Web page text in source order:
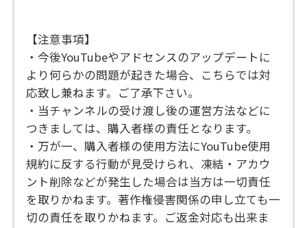
【注意事項】
・今後YouTubeやアドセンスのアップデートに
より何らかの問題が起きた場合、こちらでは対
応致し兼ねます。ご了承下さい。
・当チャンネルの受け渡し後の運営方法などに
つきましては、購入者様の責任となります。
・万が一、購入者様の使用方法にYouTube使用
規約に反する行動が見受けられ、凍結・アカウ
ント削除などが発生した場合は当方は一切責任
を取りかねます。著作権侵害関係の申し立ても一
切の責任を取りかねます。ご返金対応も出来ま